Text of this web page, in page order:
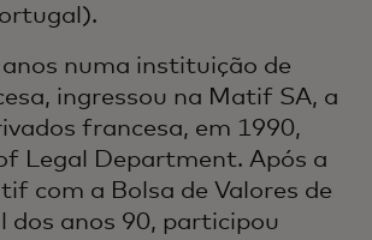
numa instituição de
ingressou na Matif SA, a
francesa, em 1990,
Legal Department. Após a
com a Bolsa de Valores de
dos anos 90, participou